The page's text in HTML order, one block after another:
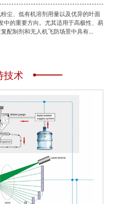
尘、低有机溶剂用量以及优异的叶面
中的重要方向。尤其适用于高极性、易
配制剂和无人机飞防场景中具有...
技术